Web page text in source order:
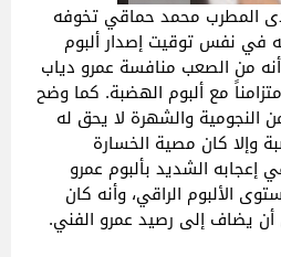
المطرب محمد حماقي تخوفه
في نفس توقيت إصدار ألبوم
من الصعب منافسة عمرو دياب
مع ألبوم الهضبة. كما وضح
والشهرة لا يحق له
وإلا كان مصية الخسارة
إعجابه الشديد بألبوم عمرو
الألبوم الراقي، وأنه كان
يضاف إلى رصيد عمرو الفني.